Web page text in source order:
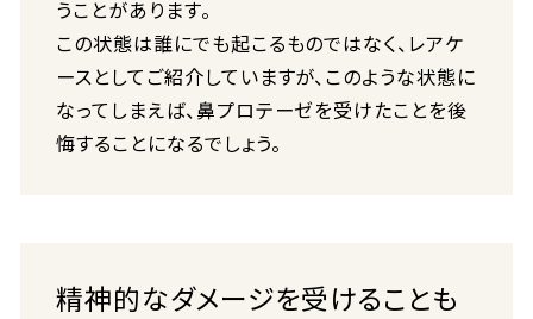
うことがあります。
この状態は誰にでも起こるものではなく、レアケ
ースとしてご紹介していますが、このような状態に
なってしまえば、鼻プロテーゼを受けたことを後
悔することになるでしょう。
精神的なダメージを受けることも